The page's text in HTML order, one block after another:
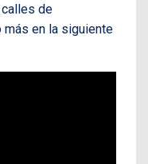
de
más en la siguiente